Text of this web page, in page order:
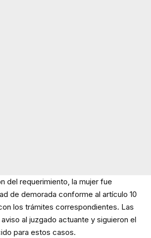
del requerimiento, la mujer fue
de demorada conforme al artículo 10
los trámites correspondientes. Las
al juzgado actuante y siguieron el
para estos casos.